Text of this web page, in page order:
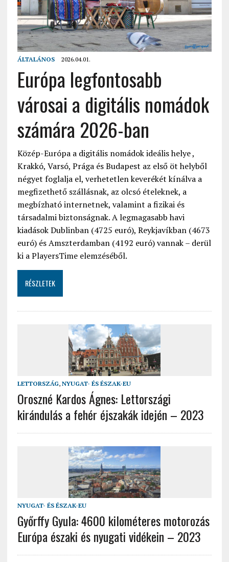
ÁLTALÁNOS 2026.04.01.
Európa legfontosabb
városai a digitális nomádok
számára 2026-ban
Közép-Európa a digitális nomádok ideális helye ,
Krakkó, Varsó, Prága és Budapest az első öt helyből
négyet foglalja el, verhetetlen keverékét kínálva a
megfizethető szállásnak, az olcsó ételeknek, a
megbízható internetnek, valamint a fizikai és
társadalmi biztonságnak. A legmagasabb havi
kiadások Dublinban (4725 euró), Reykjavíkban (4673
euró) és Amszterdamban (4192 euró) vannak – derül
ki a PlayersTime elemzéséből.
RÉSZLETEK
LETTORSZÁG, NYUGAT- ÉS ÉSZAK-EU
Oroszné Kardos Ágnes: Lettországi
kirándulás a fehér éjszakák idején – 2023
NYUGAT- ÉS ÉSZAK-EU
Győrffy Gyula: 4600 kilométeres motorozás
Európa északi és nyugati vidékein – 2023